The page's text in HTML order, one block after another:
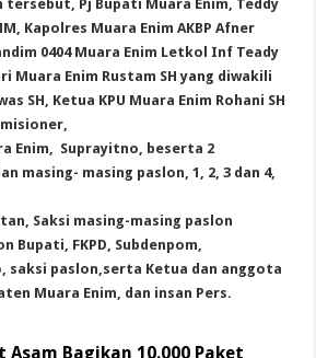
Pj Bupati Muara Enim, Teddy
Kapolres Muara Enim AKBP Afner
0404 Muara Enim Letkol Inf Teady
Muara Enim Rustam SH yang diwakili
SH, Ketua KPU Muara Enim Rohani SH
Enim, Suprayitno, beserta 2
masing- masing paslon, 1, 2, 3 dan 4,
Saksi masing-masing paslon
Bupati, FKPD, Subdenpom,
saksi paslon,serta Ketua dan anggota
Muara Enim, dan insan Pers.
Asam Bagikan 10.000 Paket